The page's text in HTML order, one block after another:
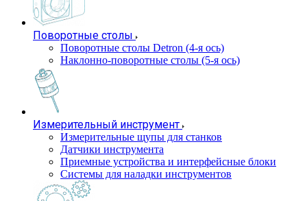
Поворотные столы
Поворотные столы Detron (4-я ось)
Наклонно-поворотные столы (5-я ось)
Измерительный инструмент
Измерительные щупы для станков
Датчики инструмента
Приемные устройства и интерфейсные блоки
Системы для наладки инструментов